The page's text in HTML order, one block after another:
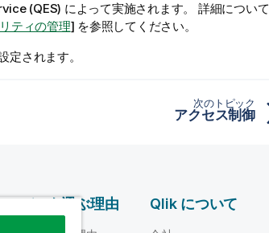
(QES) によって実施されます。 詳細について
ティの管理] を参照してください。
されます。
次のトピック
アクセス制御
Qlik を選ぶ理由 Qlik について